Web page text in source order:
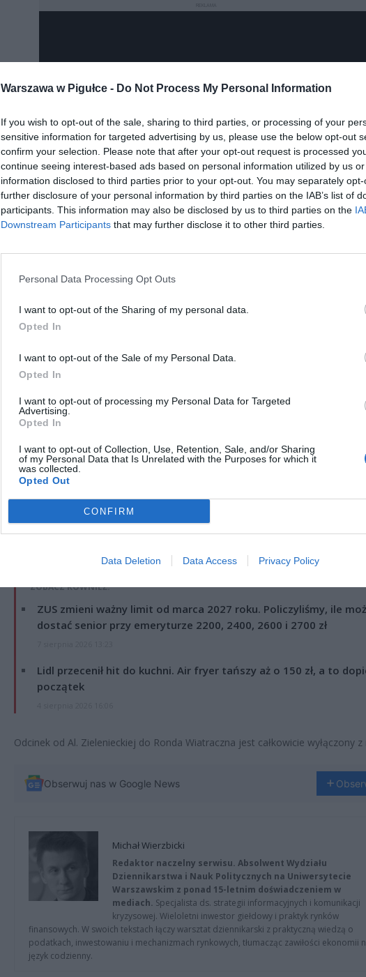
Warszawa w Pigułce - Do Not Process My Personal Information
If you wish to opt-out of the sale, sharing to third parties, or processing of your
sensitive information for targeted advertising by us, please use the below opt-out
confirm your selection. Please note that after your opt-out request is processed
continue seeing interest-based ads based on personal information utilized by us
information disclosed to third parties prior to your opt-out. You may separately
further disclosure of your personal information by third parties on the IAB’s list of
participants. This information may also be disclosed by us to third parties on the
Downstream Participants that may further disclose it to other third parties.
Personal Data Processing Opt Outs
I want to opt-out of the Sharing of my personal data.
Opted In
I want to opt-out of the Sale of my Personal Data.
Opted In
I want to opt-out of processing my Personal Data for Targeted
Advertising.
Opted In
I want to opt-out of Collection, Use, Retention, Sale, and/or Sharing
of my Personal Data that Is Unrelated with the Purposes for which it
was collected.
Opted Out
CONFIRM
Data Deletion Data Access Privacy Policy
Fot. Warszawa w Pigułce
Samochód osobowy zderzył się z motocyklistą. Kierowca jednośladu jest
ZOBACZ RÓWNIEŻ:
ZUS zmieni ważny limit od marca 2027 roku. Policzyliśmy, ile
dostać senior przy emeryturze 2200, 2400, 2600 i 2700 zł
Lidl przecenił hit do kuchni. Air fryer tańszy aż o 150 zł, a to
początek
Odcinek od Al. Zielenieckiej do Ronda Wiatraczna jest całkowicie wyłączony z
Obserwuj nas w Google News
Michał Wierzbicki
Redaktor naczelny serwisu. Absolwent Wydziału
Dziennikarstwa i Nauk Politycznych na Uniwersytecie
Warszawskim z ponad 15-letnim doświadczeniem w
mediach. Specjalista ds. strategii informacyjnych i komunikacji
kryzysowej. Wieloletni inwestor giełdowy i praktyk rynków
finansowych. W swoich tekstach łączy warsztat dziennikarski z praktyczną wiedzą o
podatkach, inwestowaniu i mechanizmach rynkowych, tłumacząc zawiłości ekonomii
język codzienny.